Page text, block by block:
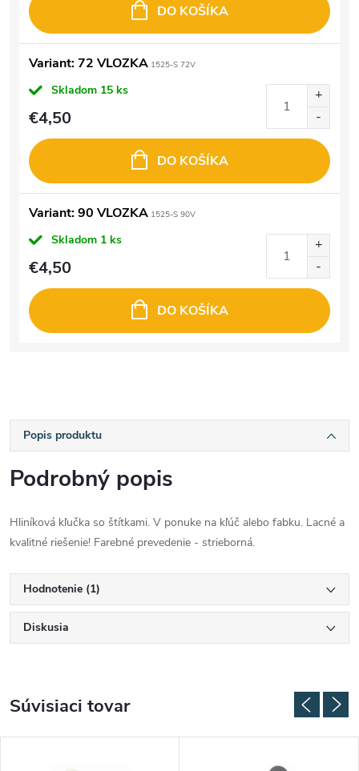
DO KOŠÍKA
Variant: 72 VLOZKA 1525-S 72V
Skladom 15 ks
€4,50
DO KOŠÍKA
Variant: 90 VLOZKA 1525-S 90V
Skladom 1 ks
€4,50
DO KOŠÍKA
Popis produktu
Podrobný popis
Hliníková kľučka so štítkami. V ponuke na kľúč alebo fabku. Lacné a
kvalitné riešenie! Farebné prevedenie - strieborná.
Hodnotenie (1)
Diskusia
Súvisiaci tovar